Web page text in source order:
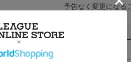
予告なく変更になる
その他